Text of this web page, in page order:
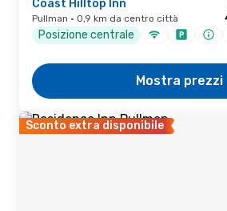
Coast Hilltop Inn
Pullman · 0,9 km da centro città
Posizione centrale
Mostra prezzi
Sconto extra disponibile